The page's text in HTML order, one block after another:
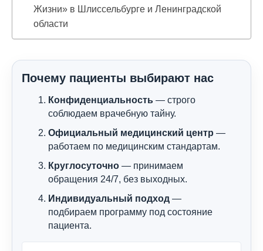
Жизни» в Шлиссельбурге и Ленинградской
области
Почему пациенты выбирают нас
Конфиденциальность — строго
соблюдаем врачебную тайну.
Официальный медицинский центр —
работаем по медицинским стандартам.
Круглосуточно — принимаем
обращения 24/7, без выходных.
Индивидуальный подход —
подбираем программу под состояние
пациента.